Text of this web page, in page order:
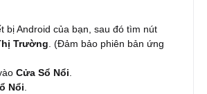
bị Android của bạn, sau đó tìm nút
Trường . (Đảm bảo phiên bản ứng
Cửa Sổ Nổi
Nổi